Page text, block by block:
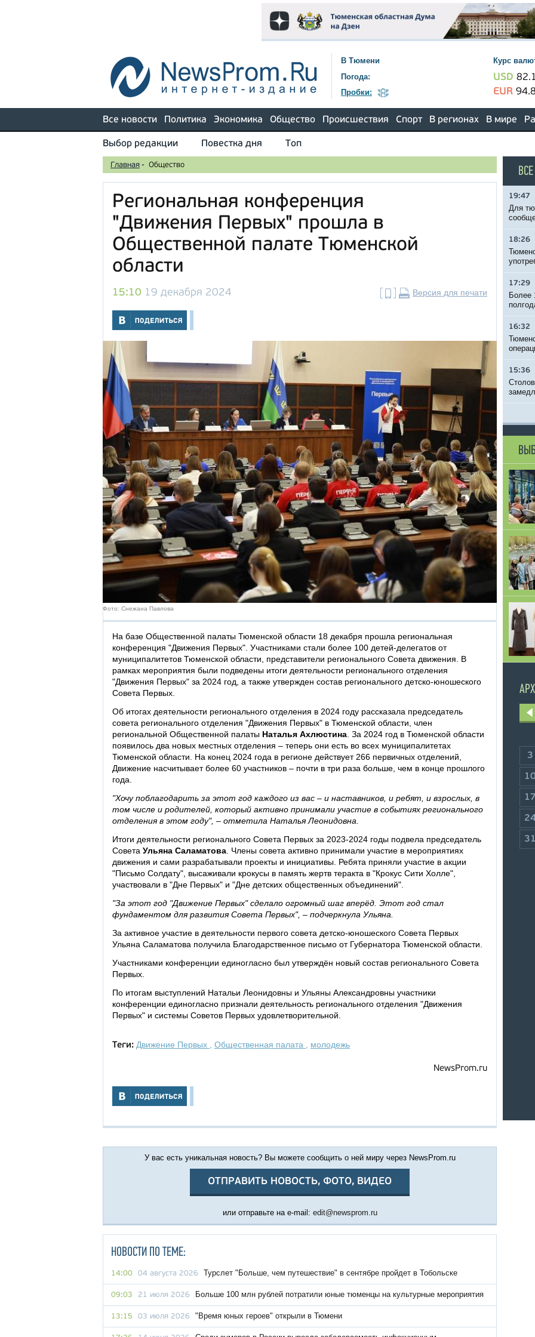
В Тюмени
Погода:
Пробки:
Курс
USD
EUR
Все новости Политика Экономика Общество Происшествия Спорт В регионах В мире
Выбор редакции Повестка дня Топ
Главная - Общество
Региональная конференция
"Движения Первых" прошла в
Общественной палате Тюменской
области
15:10 19 декабря 2024 Версия для печати
Фото: Снежана Павлова
На базе Общественной палаты Тюменской области 18 декабря прошла региональная
конференция "Движения Первых". Участниками стали более 100 детей-делегатов от
муниципалитетов Тюменской области, представители регионального Совета движения. В
рамках мероприятия были подведены итоги деятельности регионального отделения
"Движения Первых" за 2024 год, а также утвержден состав регионального детско-юношеского
Совета Первых.
Об итогах деятельности регионального отделения в 2024 году рассказала председатель
совета регионального отделения "Движения Первых" в Тюменской области, член
региональной Общественной палаты Наталья Ахлюстина . За 2024 год в Тюменской области
появилось два новых местных отделения – теперь они есть во всех муниципалитетах
Тюменской области. На конец 2024 года в регионе действует 266 первичных отделений,
Движение насчитывает более 60 участников – почти в три раза больше, чем в конце прошлого
года.
"Хочу поблагодарить за этот год каждого из вас – и наставников, и ребят, и взрослых, в
том числе и родителей, который активно принимали участие в событиях регионального
отделения в этом году", – отметила Наталья Леонидовна.
Итоги деятельности регионального Совета Первых за 2023-2024 годы подвела председатель
Совета Ульяна Саламатова . Члены совета активно принимали участие в мероприятиях
движения и сами разрабатывали проекты и инициативы. Ребята приняли участие в акции
"Письмо Солдату", высаживали крокусы в память жертв теракта в "Крокус Сити Холле",
участвовали в "Дне Первых" и "Дне детских общественных объединений".
"За этот год "Движение Первых" сделало огромный шаг вперёд. Этот год стал
фундаментом для развития Совета Первых", – подчеркнула Ульяна.
За активное участие в деятельности первого совета детско-юношеского Совета Первых
Ульяна Саламатова получила Благодарственное письмо от Губернатора Тюменской области.
Участниками конференции единогласно был утверждён новый состав регионального Совета
Первых.
По итогам выступлений Натальи Леонидовны и Ульяны Александровны участники
конференции единогласно признали деятельность регионального отделения "Движения
Первых" и системы Советов Первых удовлетворительной.
Теги: Движение Первых Общественная палата молодежь
NewsProm.ru
У вас есть уникальная новость? Вы можете сообщить о ней миру через NewsProm.ru
ОТПРАВИТЬ НОВОСТЬ, ФОТО, ВИДЕО
или отправьте на e-mail: edit@newsprom.ru
НОВОСТИ ПО ТЕМЕ:
14:00 04 августа 2026 Турслет "Больше, чем путешествие" в сентябре пройдет в Тобольске
09:03 21 июля 2026 Больше 100 млн рублей потратили юные тюменцы на культурные мероприятия
13:15 03 июля 2026 "Время юных героев" открыли в Тюмени
19:47
Для
18:26
17:29
Более
16:32
15:36
3
17
31